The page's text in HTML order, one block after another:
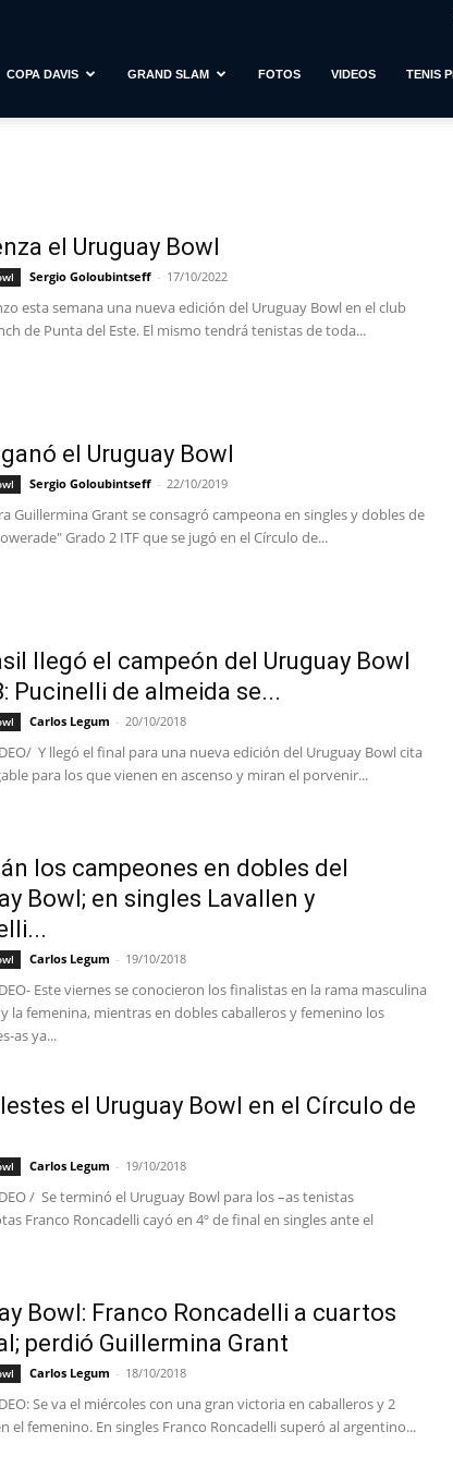
COPA DAVIS GRAND SLAM FOTOS VIDEOS TENIS
el Uruguay Bowl
Sergio Goloubintseff - 17/10/2022
esta semana una nueva edición del Uruguay Bowl en el club
de Punta del Este. El mismo tendrá tenistas de toda...
el Uruguay Bowl
Sergio Goloubintseff - 22/10/2019
Guillermina Grant se consagró campeona en singles y dobles de
Grado 2 ITF que se jugó en el Círculo de...
llegó el campeón del Uruguay Bowl
Pucinelli de almeida se...
Carlos Legum - 20/10/2018
Y llegó el final para una nueva edición del Uruguay Bowl cita
para los que vienen en ascenso y miran el porvenir...
los campeones en dobles del
Bowl; en singles Lavallen y
Carlos Legum - 19/10/2018
Este viernes se conocieron los finalistas en la rama masculina
la femenina, mientras en dobles caballeros y femenino los
as ya...
el Uruguay Bowl en el Círculo de
Carlos Legum - 19/10/2018
/ Se terminó el Uruguay Bowl para los –as tenistas
Franco Roncadelli cayó en 4º de final en singles ante el
Bowl: Franco Roncadelli a cuartos
perdió Guillermina Grant
Carlos Legum - 18/10/2018
Se va el miércoles con una gran victoria en caballeros y 2
el femenino. En singles Franco Roncadelli superó al argentino...